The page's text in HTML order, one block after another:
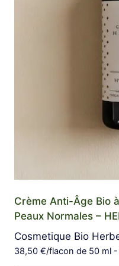
Crème Anti-Âge Bio
Peaux Normales –
Cosmetique Bio
38,50 €/flacon de 50 ml